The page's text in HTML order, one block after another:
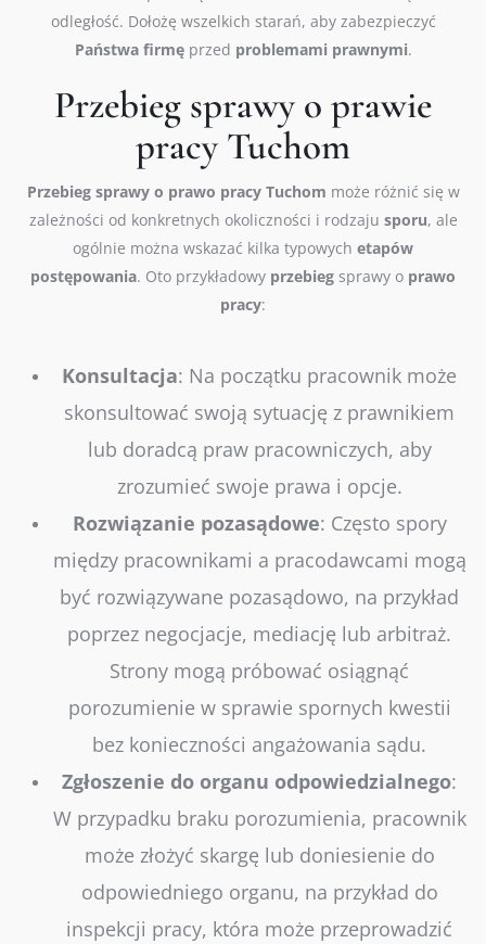
odległość. Dołożę wszelkich starań, aby zabezpieczyć
Państwa firmęprzed problemami prawnymi.
Przebieg sprawy o prawie
pracy Tuchom
Przebieg sprawy o prawo pracy Tuchom może różnić się w
zależności od konkretnych okoliczności i rodzaju sporu, ale
ogólnie można wskazać kilka typowych etapów
postępowania. Oto przykładowy przebieg sprawy o prawo
pracy:
Konsultacja: Na początku pracownik może
skonsultować swoją sytuację z prawnikiem
lub doradcą praw pracowniczych, aby
zrozumieć swoje prawa i opcje.
Rozwiązanie pozasądowe: Często spory
między pracownikami a pracodawcami mogą
być rozwiązywane pozasądowo, na przykład
poprzez negocjacje, mediację lub arbitraż.
Strony mogą próbować osiągnąć
porozumienie w sprawie spornych kwestii
bez konieczności angażowania sądu.
Zgłoszenie do organu odpowiedzialnego:
W przypadku braku porozumienia, pracownik
może złożyć skargę lub doniesienie do
odpowiedniego organu, na przykład do
inspekcji pracy, która może przeprowadzić